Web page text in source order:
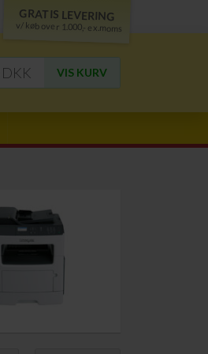
GRATIS LEVERING
v/ køb over 1.000,- ex.moms
VIS KURV
DKK